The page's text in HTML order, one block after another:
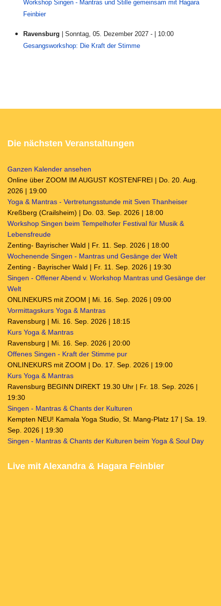
Workshop Singen - Mantras und Stille gemeinsam mit Hagara
Feinbier
Ravensburg
| Sonntag, 05. Dezember 2027 - | 10:00
Gesangsworkshop: Die Kraft der Stimme
Die nächsten Veranstaltungen
Ganzen Kalender ansehen
Online über ZOOM IM AUGUST KOSTENFREI | Do. 20. Aug.
2026 | 19:00
Yoga & Mantras - Vertretungsstunde mit Sven Thanheiser
Kreßberg (Crailsheim) | Do. 03. Sep. 2026 | 18:00
Workshop Singen beim Tempelhofer Festival für Musik &
Lebensfreude
Zenting- Bayrischer Wald | Fr. 11. Sep. 2026 | 18:00
Wochenende Singen - Mantras und Gesänge der Welt
Zenting - Bayrischer Wald | Fr. 11. Sep. 2026 | 19:30
Singen - Offener Abend v. Workshop Mantras und Gesänge der
Welt
ONLINEKURS mit ZOOM | Mi. 16. Sep. 2026 | 09:00
Vormittagskurs Yoga & Mantras
Ravensburg | Mi. 16. Sep. 2026 | 18:15
Kurs Yoga & Mantras
Ravensburg | Mi. 16. Sep. 2026 | 20:00
Offenes Singen - Kraft der Stimme pur
ONLINEKURS mit ZOOM | Do. 17. Sep. 2026 | 19:00
Kurs Yoga & Mantras
Ravensburg BEGINN DIREKT 19.30 Uhr | Fr. 18. Sep. 2026 |
19:30
Singen - Mantras & Chants der Kulturen
Kempten NEU! Kamala Yoga Studio, St. Mang-Platz 17 | Sa. 19.
Sep. 2026 | 19:30
Singen - Mantras & Chants der Kulturen beim Yoga & Soul Day
Live mit Alexandra & Hagara Feinbier